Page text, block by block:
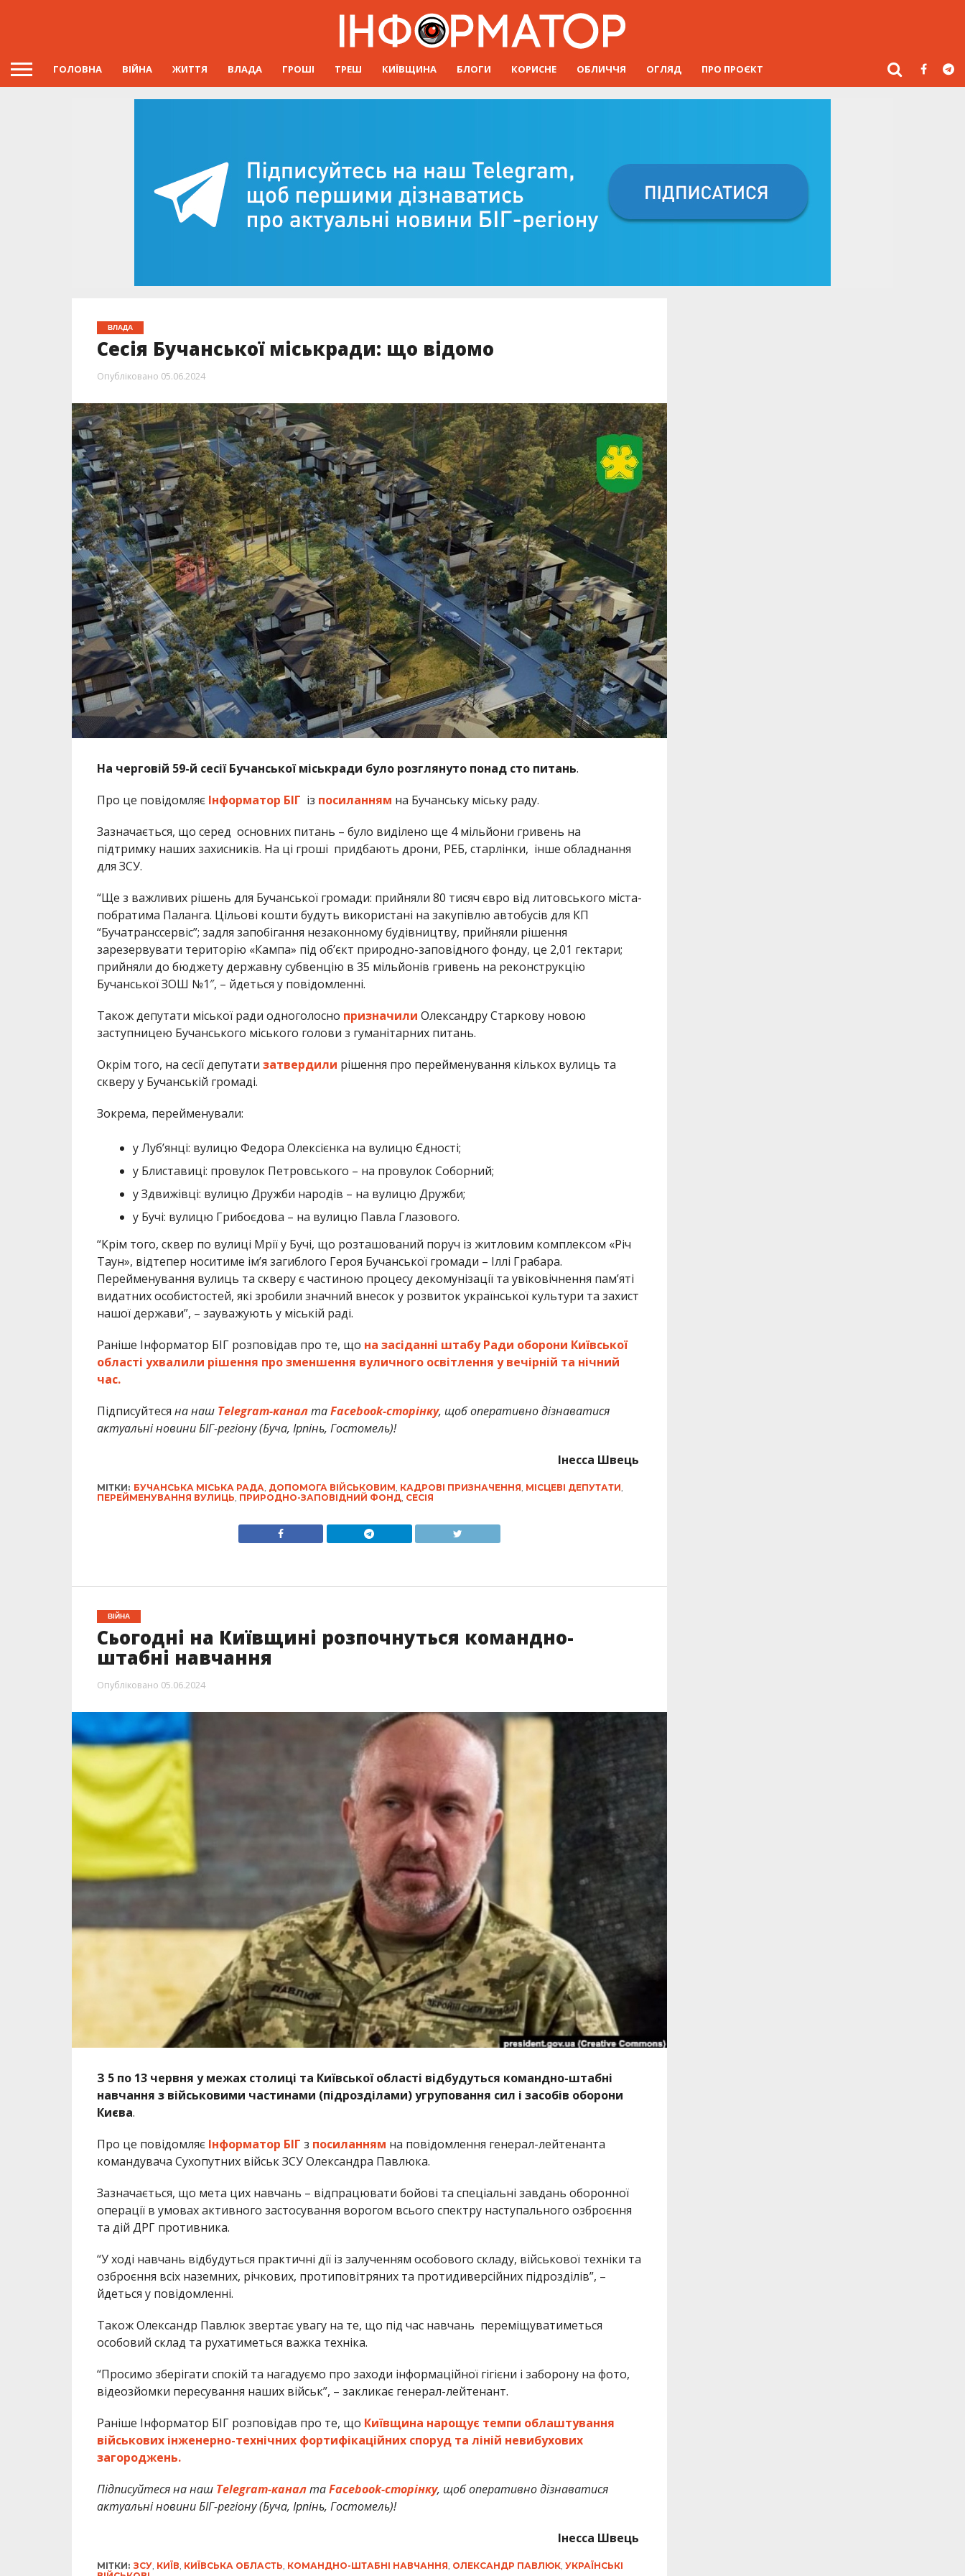
ГОЛОВНА ВІЙНА ЖИТТЯ ВЛАДА ГРОШІ ТРЕШ КИЇВЩИНА БЛОГИ КОРИСНЕ ОБЛИЧЧЯ ОГЛЯД ПРО ПРОЄКТ
ВЛАДА
Сесія Бучанської міськради: що відомо
Опубліковано 05.06.2024
На черговій 59-й сесії Бучанської міськради було розглянуто понад сто питань.
Про це повідомляє Інформатор БІГ із посиланням на Бучанську міську раду.
Зазначається, що серед основних питань – було виділено ще 4 мільйони гривень на
підтримку наших захисників. На ці гроші придбають дрони, РЕБ, старлінки, інше обладнання
для ЗСУ.
“Ще з важливих рішень для Бучанської громади: прийняли 80 тисяч євро від литовського міста-
побратима Паланга. Цільові кошти будуть використані на закупівлю автобусів для КП
“Бучатранссервіс”; задля запобігання незаконному будівництву, прийняли рішення
зарезервувати територію «Кампа» під обʼєкт природно-заповідного фонду, це 2,01 гектари;
прийняли до бюджету державну субвенцію в 35 мільйонів гривень на реконструкцію
Бучанської ЗОШ №1″, – йдеться у повідомленні.
Також депутати міської ради одноголосно призначили Олександру Старкову новою
заступницею Бучанського міського голови з гуманітарних питань.
Окрім того, на сесії депутати затвердили рішення про перейменування кількох вулиць та
скверу у Бучанській громаді.
Зокрема, перейменували:
у Лубʼянці: вулицю Федора Олексієнка на вулицю Єдності;
у Блиставиці: провулок Петровського – на провулок Соборний;
у Здвижівці: вулицю Дружби народів – на вулицю Дружби;
у Бучі: вулицю Грибоєдова – на вулицю Павла Глазового.
“Крім того, сквер по вулиці Мрії у Бучі, що розташований поруч із житловим комплексом «Річ
Таун», відтепер носитиме ім’я загиблого Героя Бучанської громади – Іллі Грабара.
Перейменування вулиць та скверу є частиною процесу декомунізації та увіковічнення пам’яті
видатних особистостей, які зробили значний внесок у розвиток української культури та захист
нашої держави”, – зауважують у міській раді.
Раніше Інформатор БІГ розповідав про те, що на засіданні штабу Ради оборони Київської
області ухвалили рішення про зменшення вуличного освітлення у вечірній та нічний
час.
Підписуйтеся на наш Telegram-каналтаFacebook-сторінку, щоб оперативно дізнаватися
актуальні новини БІГ-регіону (Буча, Ірпінь, Гостомель)!
Інесса Швець
МІТКИ: БУЧАНСЬКА МІСЬКА РАДА, ДОПОМОГА ВІЙСЬКОВИМ, КАДРОВІ ПРИЗНАЧЕННЯ, МІСЦЕВІ ДЕПУТАТИ,
ПЕРЕЙМЕНУВАННЯ ВУЛИЦЬ, ПРИРОДНО-ЗАПОВІДНИЙ ФОНД, СЕСІЯ
ВІЙНА
Сьогодні на Київщині розпочнуться командно-
штабні навчання
Опубліковано 05.06.2024
З 5 по 13 червня у межах столиці та Київської області відбудуться командно-штабні
навчання з військовими частинами (підрозділами) угруповання сил і засобів оборони
Києва.
Про це повідомляє Інформатор БІГ з посиланням на повідомлення генерал-лейтенанта
командувача Сухопутних військ ЗСУ Олександра Павлюка.
Зазначається, що мета цих навчань – відпрацювати бойові та спеціальні завдань оборонної
операції в умовах активного застосування ворогом всього спектру наступального озброєння
та дій ДРГ противника.
“У ході навчань відбудуться практичні дії із залученням особового складу, військової техніки та
озброєння всіх наземних, річкових, протиповітряних та протидиверсійних підрозділів”, –
йдеться у повідомленні.
Також Олександр Павлюк звертає увагу на те, що під час навчань переміщуватиметься
особовий склад та рухатиметься важка техніка.
“Просимо зберігати спокій та нагадуємо про заходи інформаційної гігієни і заборону на фото,
відеозйомки пересування наших військ”, – закликає генерал-лейтенант.
Раніше Інформатор БІГ розповідав про те, що Київщина нарощує темпи облаштування
військових інженерно-технічних фортифікаційних споруд та ліній невибухових
загороджень.
Підписуйтеся на наш Telegram-каналтаFacebook-сторінку, щоб оперативно дізнаватися
актуальні новини БІГ-регіону (Буча, Ірпінь, Гостомель)!
Інесса Швець
МІТКИ: ЗСУ, КИЇВ КИЇВСЬКА ОБЛАСТЬ КОМАНДНО-ШТАБНІ НАВЧАННЯ ОЛЕКСАНДР ПАВЛЮК, УКРАЇНСЬКІ